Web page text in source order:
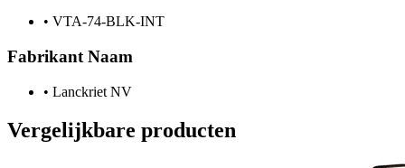
• VTA-74-BLK-INT
Fabrikant Naam
• Lanckriet NV
Vergelijkbare producten